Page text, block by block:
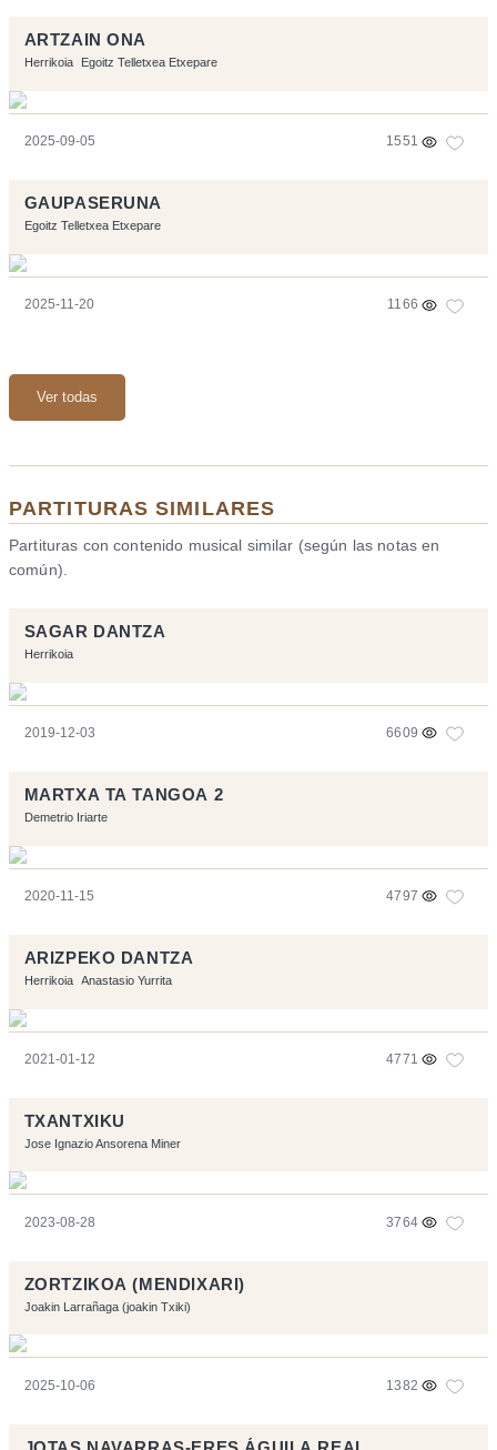
ARTZAIN ONA
Herrikoia Egoitz Telletxea Etxepare
2025-09-05 1551
GAUPASERUNA
Egoitz Telletxea Etxepare
2025-11-20 1166
Ver todas
PARTITURAS SIMILARES
Partituras con contenido musical similar (según las notas en
común).
SAGAR DANTZA
Herrikoia
2019-12-03 6609
MARTXA TA TANGOA 2
Demetrio Iriarte
2020-11-15 4797
ARIZPEKO DANTZA
Herrikoia Anastasio Yurrita
2021-01-12 4771
TXANTXIKU
Jose Ignazio Ansorena Miner
2023-08-28 3764
ZORTZIKOA (MENDIXARI)
Joakin Larrañaga (joakin Txiki)
2025-10-06 1382